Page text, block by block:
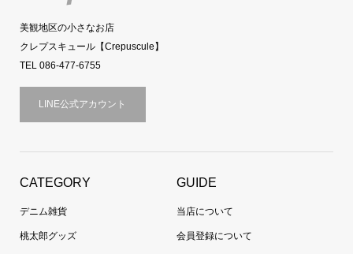
美観地区の小さなお店
クレプスキュール【Crepuscule】
TEL 086-477-6755
LINE公式アカウント
CATEGORY
デニム雑貨
桃太郎グッズ
GUIDE
当店について
会員登録について